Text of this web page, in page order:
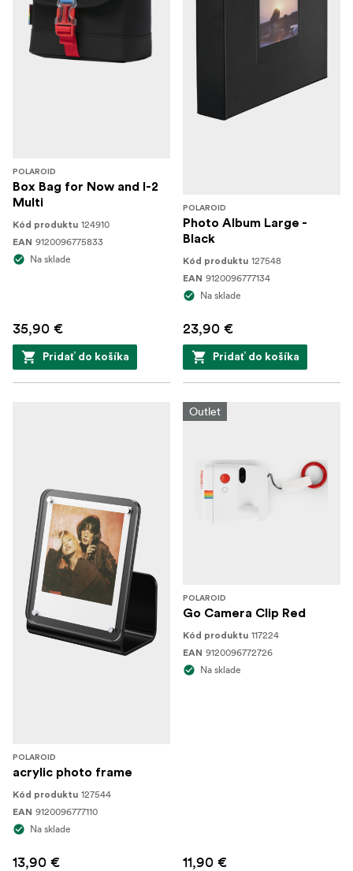
POLAROID
Box Bag for Now and I-2
Multi
Kód produktu 124910
EAN 9120096775833
Na sklade
35,90 €
Pridať do košíka
POLAROID
Photo Album Large -
Black
Kód produktu 127548
EAN 9120096777134
Na sklade
23,90 €
Pridať do košíka
POLAROID
acrylic photo frame
Kód produktu 127544
EAN 9120096777110
Na sklade
13,90 €
Outlet
POLAROID
Go Camera Clip Red
Kód produktu 117224
EAN 9120096772726
Na sklade
11,90 €